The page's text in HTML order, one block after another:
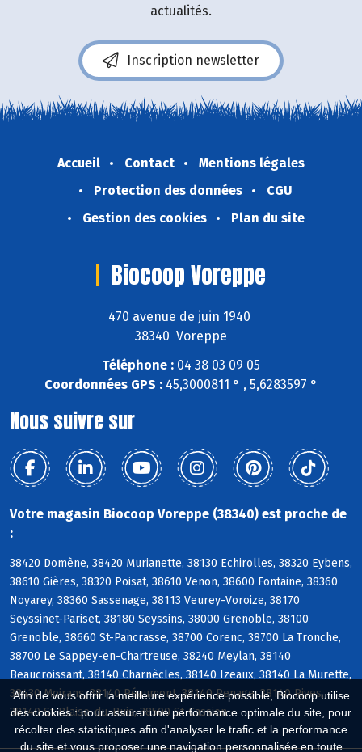
Afin de vous offrir la meilleure expérience possible, Biocoop utilise
des cookies : pour assurer une performance optimale du site, pour
récolter des statistiques afin d'analyser le trafic et la performance
du site et vous proposer une navigation personnalisée en toute
actualités.
Inscription newsletter
Accueil Contact
Mentions légales
Protection des données
CGU
Gestion des cookies
Plan du site
Biocoop Voreppe
470 avenue de juin 1940
38340 Voreppe
Téléphone : 04 38 03 09 05
Coordonnées GPS : 45,3000811 ° , 5,6283597 °
Nous suivre sur
Votre magasin Biocoop Voreppe (38340) est proche de
:
38420 Domène, 38420 Murianette, 38130 Echirolles, 38320 Eybens,
38610 Gières, 38320 Poisat, 38610 Venon, 38600 Fontaine, 38360
Noyarey, 38360 Sassenage, 38113 Veurey-Voroize, 38170
Seyssinet-Pariset, 38180 Seyssins, 38000 Grenoble, 38100
Grenoble, 38660 St-Pancrasse, 38700 Corenc, 38700 La Tronche,
38700 Le Sappey-en-Chartreuse, 38240 Meylan, 38140
Beaucroissant, 38140 Charnècles, 38140 Izeaux, 38140 La Murette,
38430 Moirans, 38140 Réaumont, 38140 Renage, 38140 Rives,
38140 St-Blaise-du-Buis, 38500 St-Cassien